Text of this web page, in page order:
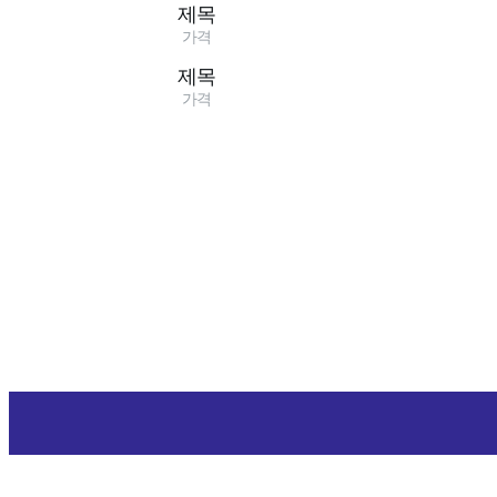
제목
가격
제목
가격